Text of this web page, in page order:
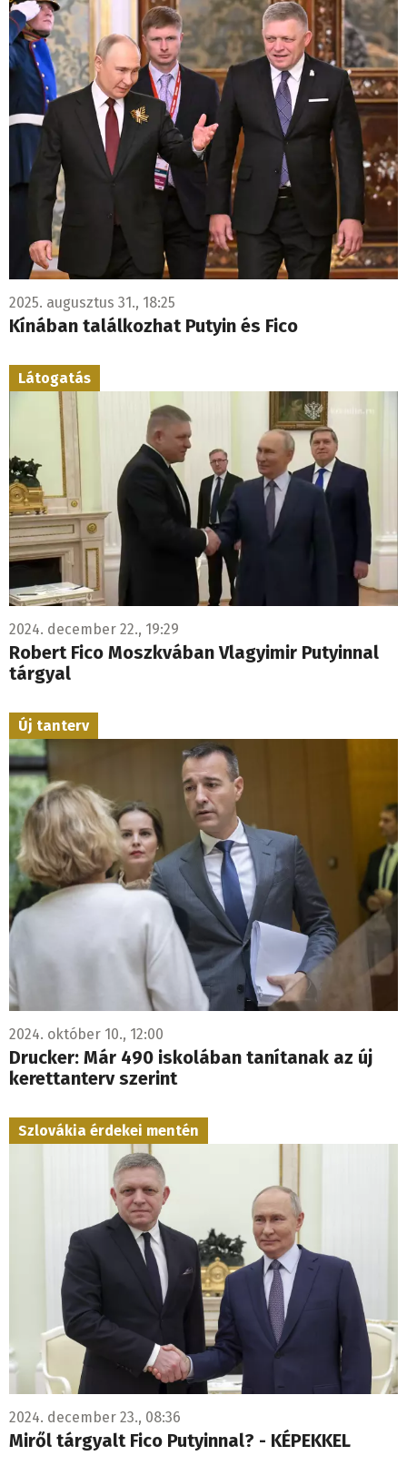
2025. augusztus 31., 18:25
Kínában találkozhat Putyin és Fico
Látogatás
2024. december 22., 19:29
Robert Fico Moszkvában Vlagyimir Putyinnal
tárgyal
Új tanterv
2024. október 10., 12:00
Drucker: Már 490 iskolában tanítanak az új
kerettanterv szerint
Szlovákia érdekei mentén
2024. december 23., 08:36
Miről tárgyalt Fico Putyinnal? - KÉPEKKEL